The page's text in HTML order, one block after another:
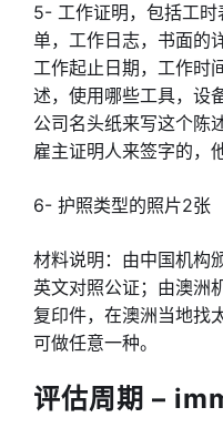
5- 工作证明，包括工
单，工作日志，书面的
工作起止日期，工作时
述，使用哪些工具，设
公司名头纸来写这个陈
雇主证明人来签字的，
6- 护照类型的照片2张
材料说明：由中国机构
英文对照公证；由澳洲
复印件，在澳洲当地找
可做任意一种。
评估周期 –